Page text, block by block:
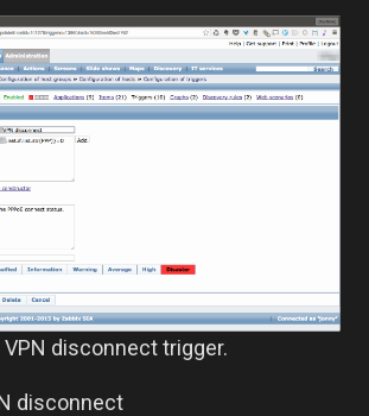
disconnect trigger.
disconnect